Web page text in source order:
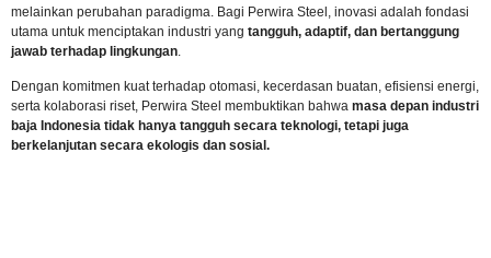
melainkan perubahan paradigma. Bagi Perwira Steel, inovasi adalah fondasi
utama untuk menciptakan industri yang tangguh, adaptif, dan bertanggung
jawab terhadap lingkungan.
Dengan komitmen kuat terhadap otomasi, kecerdasan buatan, efisiensi energi,
serta kolaborasi riset, Perwira Steel membuktikan bahwa masa depan industri
baja Indonesia tidak hanya tangguh secara teknologi, tetapi juga
berkelanjutan secara ekologis dan sosial.